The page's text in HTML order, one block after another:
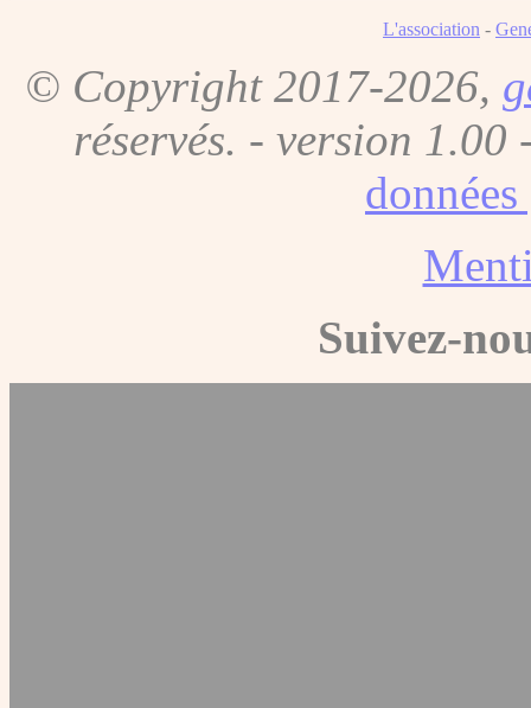
L'association -
© Copyright 2017-2026,
réservés. - version 1.00
Suivez-